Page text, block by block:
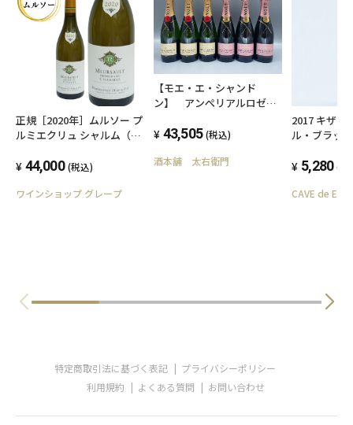
正規［2020年］ムルソー プ
ルミエクリュ シャルム（生
白ワイン フランス ブルゴー
お祝い 結婚祝い
44,000 (税込)
ワインショップ グレープ
【モエ・エ・シャンド
ン】 アンぺリアルロゼ
トアンぺリアル750ml×3
43,505 (税込)
酒本舗 太右衛門
2017 キザン
ル・ブラッ
5,280 (税
CAVE de
特定商取引法に基づく表記
プライバシーポリシー
利用規約
よくある質問 お問い合わせ